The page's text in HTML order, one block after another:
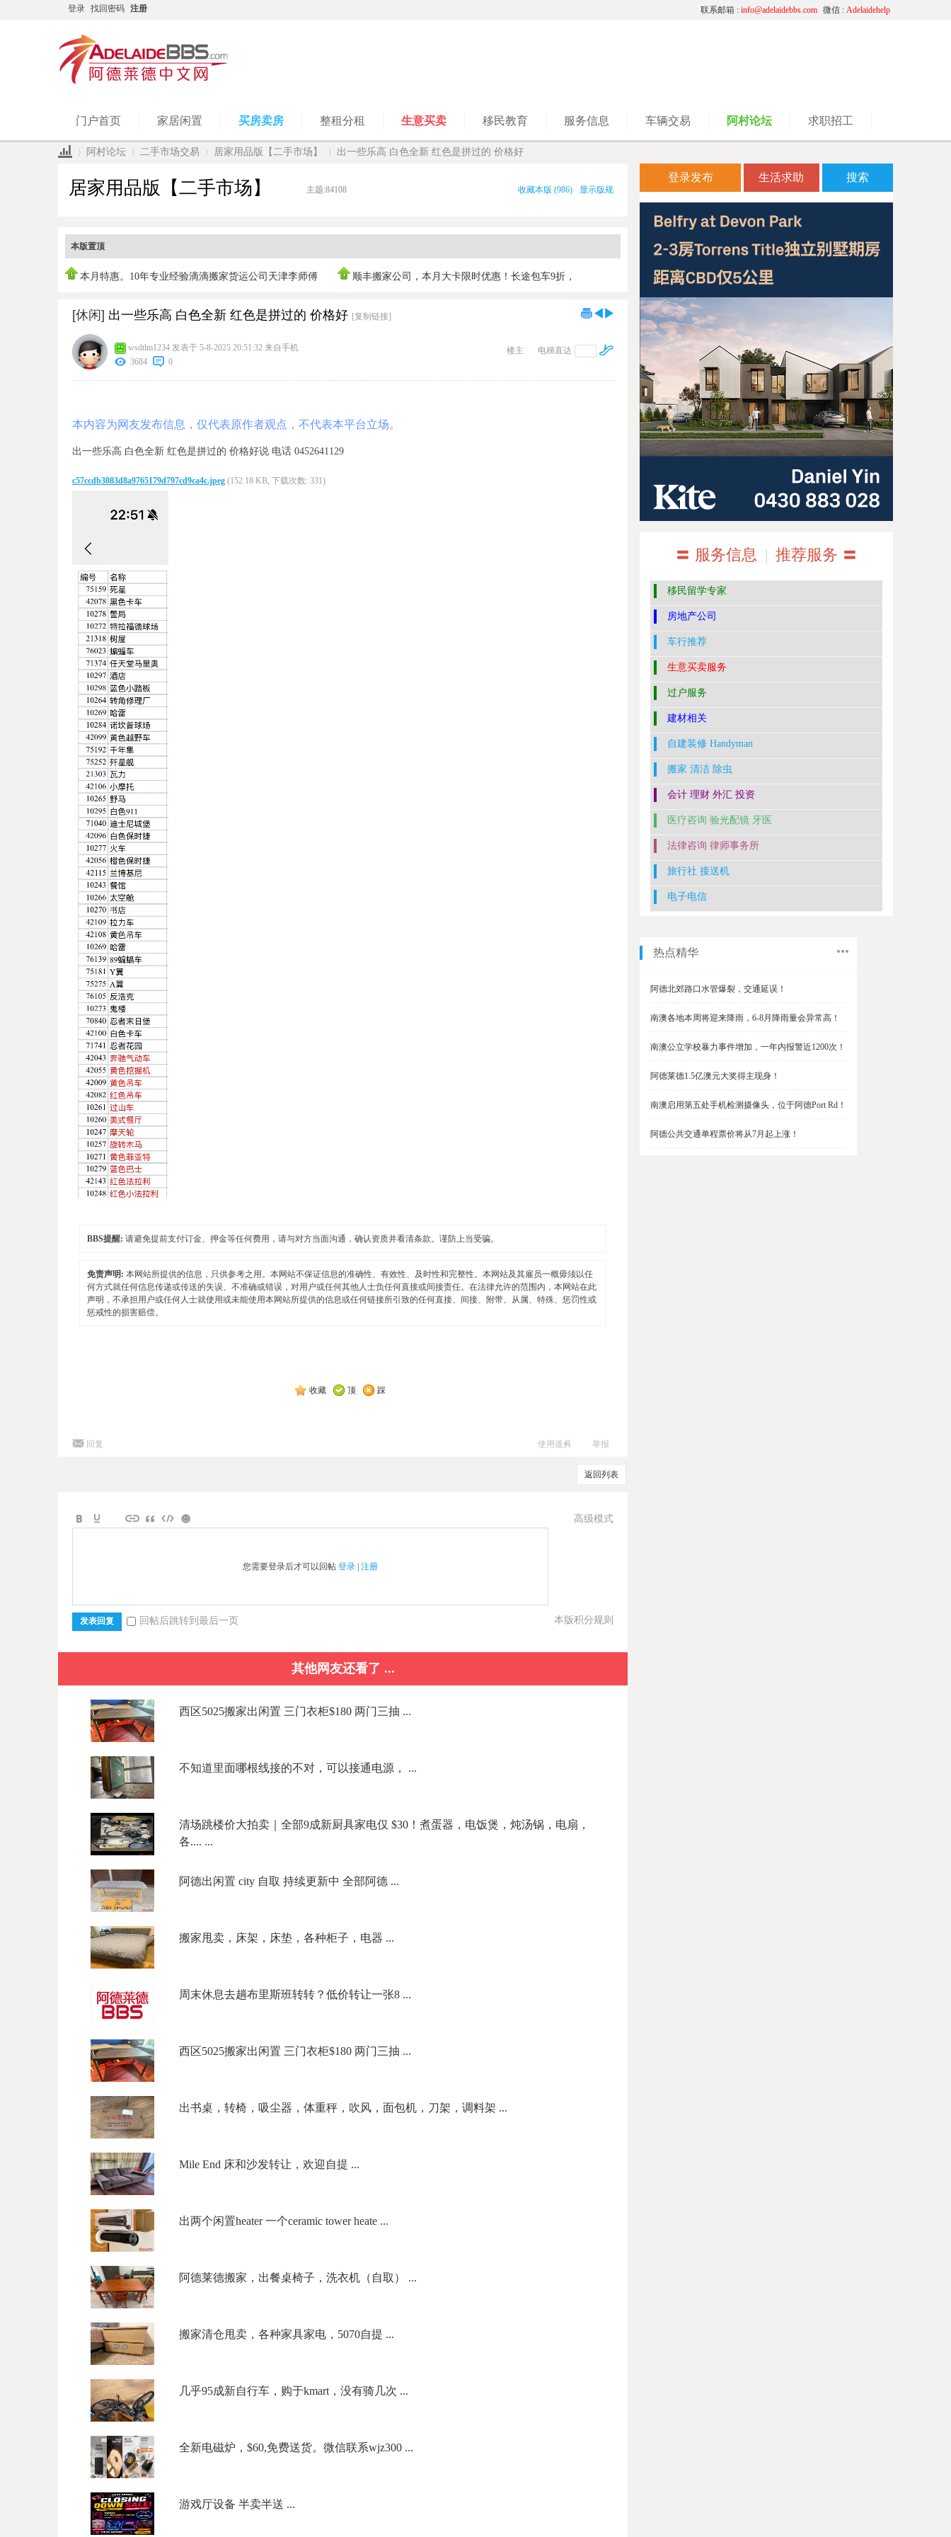
登录 找回密码 注册 微信 : Adelaidehelp
联系邮箱 : info@adelaidebbs.com
门户首页 家居闲置 买房卖房 整租分租 生意买卖 移民教育 服务信息 车辆交易 阿村论坛 求职招工
阿村论坛 二手市场交易 居家用品版【二手市场】 出一些乐高 白色全新 红色是拼过的 价格好
居家用品版【二手市场】 主题:84108 显示版规
收藏本版 (986)
本版置顶
本月特惠。10年专业经验滴滴搬家货运公司天津李师傅 顺丰搬家公司，本月大卡限时优惠！长途包车9折，
[休闲] 出一些乐高 白色全新 红色是拼过的 价格好 [复制链接]
电梯直达
楼主
wsdtlm1234 发表于 5-8-2025 20:51:32 来自手机
3684
0
本内容为网友发布信息，仅代表原作者观点，不代表本平台立场。
出一些乐高 白色全新 红色是拼过的 价格好说 电话 0452641129
c57ccdb3083d8a9765179d797cd9ca4c.jpeg (152.18 KB, 下载次数: 331)
BBS提醒: 请避免提前支付订金、押金等任何费用，请与对方当面沟通，确认资质并看清条款。谨防上当受骗。
免责声明: 本网站所提供的信息，只供参考之用。本网站不保证信息的准确性、有效性、及时性和完整性。本网站及其雇员一概毋须以任
何方式就任何信息传递或传送的失误、不准确或错误，对用户或任何其他人士负任何直接或间接责任。在法律允许的范围内，本网站在此
声明，不承担用户或任何人士就使用或未能使用本网站所提供的信息或任何链接所引致的任何直接、间接、附带、从属、特殊、惩罚性或
惩戒性的损害赔偿。
收藏 顶 踩
回复 使用道具 举报
返回列表
高级模式
您需要登录后才可以回帖 登录 | 注册
本版积分规则
发表回复 回帖后跳转到最后一页
其他网友还看了 ...
西区5025搬家出闲置 三门衣柜$180 两门三抽 ...
不知道里面哪根线接的不对，可以接通电源， ...
清场跳楼价大拍卖｜全部9成新厨具家电仅 $30！煮蛋器，电饭煲，炖汤锅，电扇，
各.... ...
阿德出闲置 city 自取 持续更新中 全部阿德 ...
搬家甩卖，床架，床垫，各种柜子，电器 ...
周末休息去趟布里斯班转转？低价转让一张8 ...
西区5025搬家出闲置 三门衣柜$180 两门三抽 ...
出书桌，转椅，吸尘器，体重秤，吹风，面包机，刀架，调料架 ...
Mile End 床和沙发转让，欢迎自提 ...
出两个闲置heater 一个ceramic tower heate ...
阿德莱德搬家，出餐桌椅子，洗衣机（自取） ...
搬家清仓甩卖，各种家具家电，5070自提 ...
几乎95成新自行车，购于kmart，没有骑几次 ...
全新电磁炉，$60,免费送货。微信联系wjz300 ...
游戏厅设备 半卖半送 ...
登录发布 生活求助 搜索
〓 服务信息 | 推荐服务 〓
移民留学专家
房地产公司
车行推荐
生意买卖服务
过户服务
建材相关
自建装修 Handyman
搬家 清洁 除虫
会计 理财 外汇 投资
医疗咨询 验光配镜 牙医
法律咨询 律师事务所
旅行社 接送机
电子电信
热点精华
阿德北郊路口水管爆裂，交通延误！
南澳各地本周将迎来降雨，6-8月降雨量会异常高！
南澳公立学校暴力事件增加，一年内报警近1200次！
阿德莱德1.5亿澳元大奖得主现身！
南澳启用第五处手机检测摄像头，位于阿德Port Rd！
阿德公共交通单程票价将从7月起上涨！